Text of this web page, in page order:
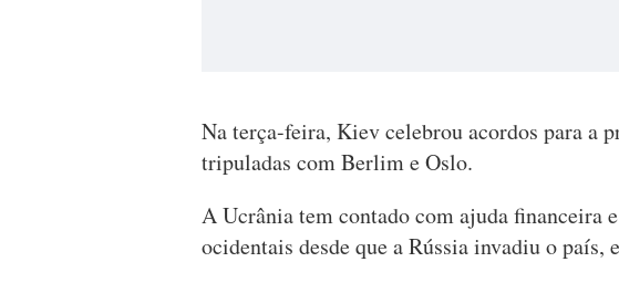
Na terça-feira, Kiev celebrou acordos para a
tripuladas com Berlim e Oslo.
A Ucrânia tem contado com ajuda financeira
ocidentais desde que a Rússia invadiu o país,